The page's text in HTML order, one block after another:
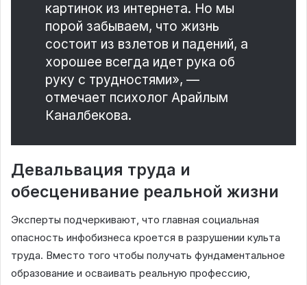
картинок из интернета. Но мы
порой забываем, что жизнь
состоит из взлетов и падений, а
хорошее всегда идет рука об
руку с трудностями», —
отмечает психолог Арайлым
Каналбекова.
Девальвация труда и
обесценивание реальной жизни
Эксперты подчеркивают, что главная социальная
опасность инфобизнеса кроется в разрушении культа
труда. Вместо того чтобы получать фундаментальное
образование и осваивать реальную профессию,